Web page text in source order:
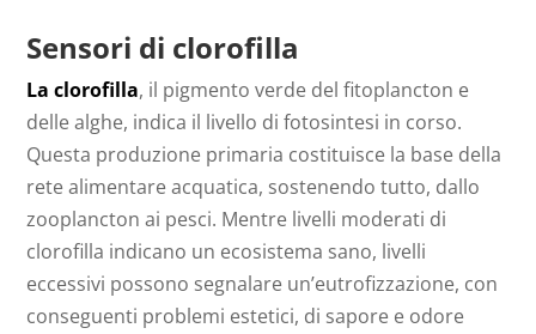
Sensori di clorofilla
La clorofilla, il pigmento verde del fitoplancton e
delle alghe, indica il livello di fotosintesi in corso.
Questa produzione primaria costituisce la base della
rete alimentare acquatica, sostenendo tutto, dallo
zooplancton ai pesci. Mentre livelli moderati di
clorofilla indicano un ecosistema sano, livelli
eccessivi possono segnalare un’eutrofizzazione, con
conseguenti problemi estetici, di sapore e odore